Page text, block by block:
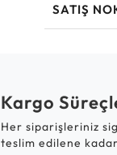
SATIŞ
Kargo
Her siparişleriniz
teslim edilene kadar